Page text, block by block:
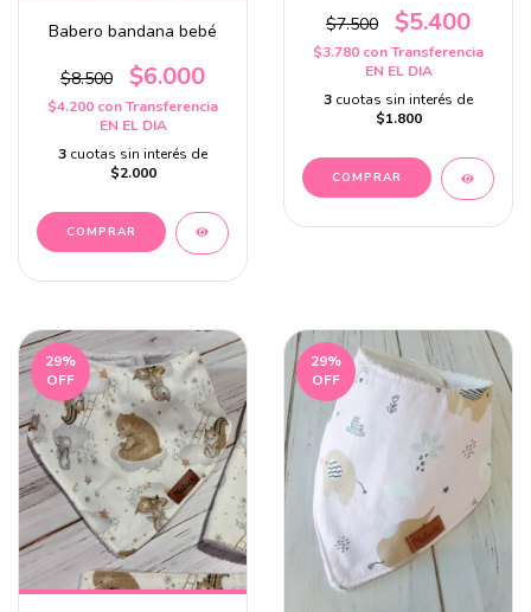
Babero bandana bebé
$8.500 $6.000
$4.200 conTransferencia
EN EL DIA
3 cuotas sin interés de
$2.000
$7.500 $5.400
$3.780 conTransferencia
EN EL DIA
3 cuotas sin interés de
$1.800
29%
OFF
29%
OFF